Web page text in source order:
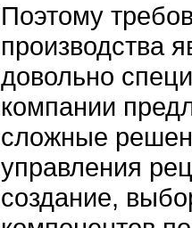
Поэтому
производства
довольно
компании
сложные
управления
создание,